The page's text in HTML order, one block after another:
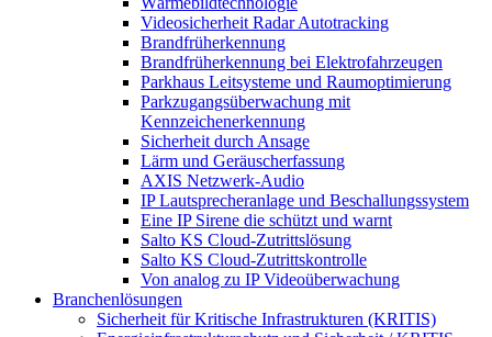
Videosicherheit Radar Autotracking​
Brandfrüherkennung
Brandfrüherkennung bei Elektrofahrzeugen
Parkhaus Leitsysteme und Raumoptimierung
Parkzugangsüberwachung mit
Kennzeichenerkennung
Sicherheit durch Ansage
Lärm und Geräuscherfassung
AXIS Netzwerk-Audio
IP Lautsprecheranlage und Beschallungssystem
Eine IP Sirene die schützt und warnt
Salto KS Cloud-Zutrittslösung
Salto KS Cloud-Zutrittskontrolle
Von analog zu IP Videoüberwachung
Branchenlösungen
Sicherheit für Kritische Infrastrukturen (KRITIS)